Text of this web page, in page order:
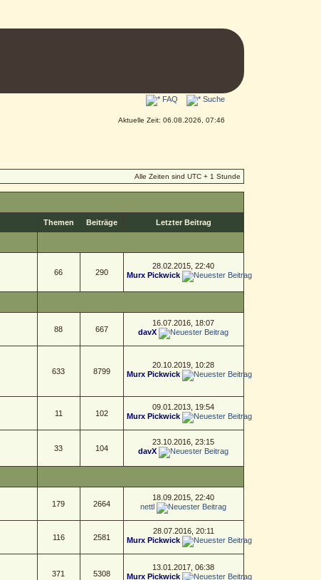
FAQ Suche
Aktuelle Zeit: 06.08.2026, 07:46
Alle Zeiten sind UTC + 1 Stunde
Themen Beiträge Letzter Beitrag
66 290
28.02.2015, 22:40
Murx Pickwick
88 667
16.07.2016, 18:07
davX
633 8799
20.10.2019, 10:28
Murx Pickwick
11 102
09.01.2013, 19:54
Murx Pickwick
33 104
23.10.2016, 23:15
davX
179 2664
18.09.2015, 22:40
nettl
116 2581
28.07.2016, 20:11
Murx Pickwick
371 5308
13.01.2017, 06:38
Murx Pickwick